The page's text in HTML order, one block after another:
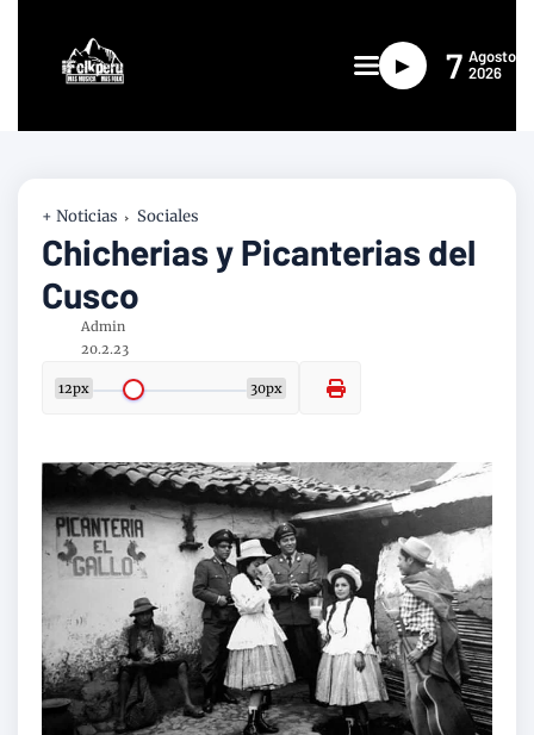
► 7 Agosto
2026
+ Noticias Sociales
Chicherias y Picanterias del
Cusco
Admin
20.2.23
12px 30px